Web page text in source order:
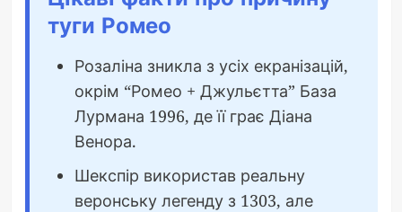
туги Ромео
Розаліна зникла з усіх екранізацій,
окрім “Ромео + Джульєтта” База
Лурмана 1996, де її грає Діана
Венора.
Шекспір використав реальну
веронську легенду з 1303, але